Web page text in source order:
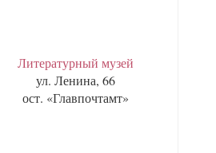
Литературный музей
ул. Ленина, 66
ост. «Главпочтамт»